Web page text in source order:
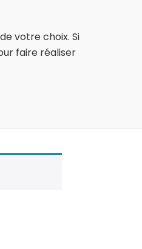
votre choix. Si
faire réaliser